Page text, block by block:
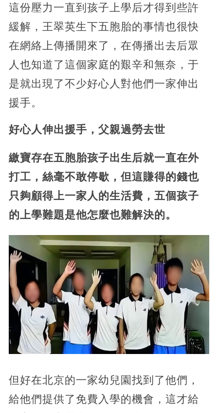
這份壓力一直到孩子上學后才得到些許
緩解，王翠英生下五胞胎的事情也很快
在網絡上傳播開來了，在傳播出去后眾
人也知道了這個家庭的艱辛和無奈，于
是就出現了不少好心人對他們一家伸出
援手。
好心人伸出援手，父親過勞去世
繳寶存在五胞胎孩子出生后就一直在外
打工，絲毫不敢停歇，但這賺得的錢也
只夠顧得上一家人的生活費，五個孩子
的上學難題是他怎麼也難解決的。
但好在北京的一家幼兒園找到了他們，
給他們提供了免費入學的機會，這才給